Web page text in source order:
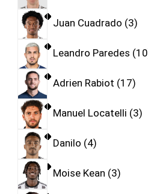
Juan Cuadrado 3
Leandro Paredes 10
Adrien Rabiot 17
Manuel Locatelli 3
Danilo 4
Moise Kean 3